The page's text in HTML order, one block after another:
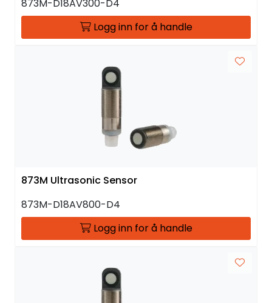
873M-D18AV300-D4
Logg inn for å handle
873M Ultrasonic Sensor
873M-D18AV800-D4
Logg inn for å handle